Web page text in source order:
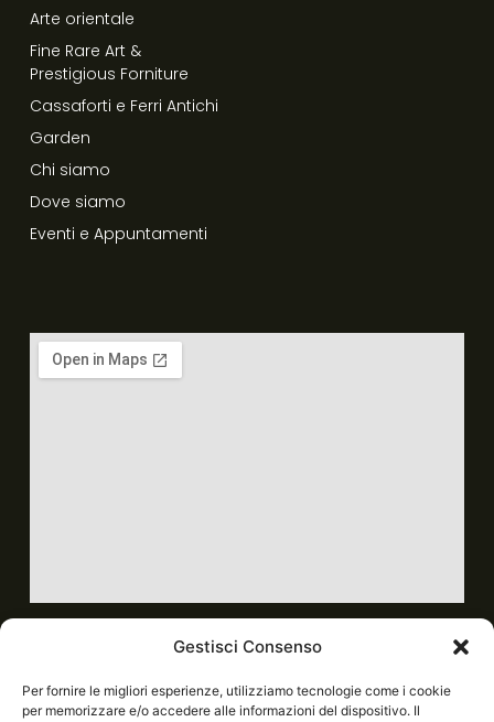
Gestisci Consenso
Per fornire le migliori esperienze, utilizziamo tecnologie come i cookie
per memorizzare e/o accedere alle informazioni del dispositivo. Il
Arte orientale
Fine Rare Art &
Prestigious Forniture
Cassaforti e Ferri Antichi
Garden
Chi siamo
Dove siamo
Eventi e Appuntamenti